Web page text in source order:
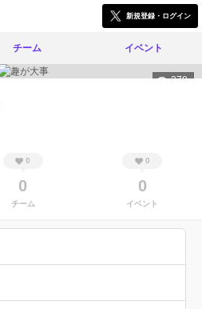
新規登録・ログイン
チーム イベント
378
0
0
チーム
0
0
イベント